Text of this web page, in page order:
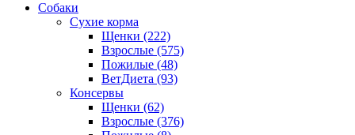
Собаки
Сухие корма
Щенки (222)
Взрослые (575)
Пожилые (48)
ВетДиета (93)
Консервы
Щенки (62)
Взрослые (376)